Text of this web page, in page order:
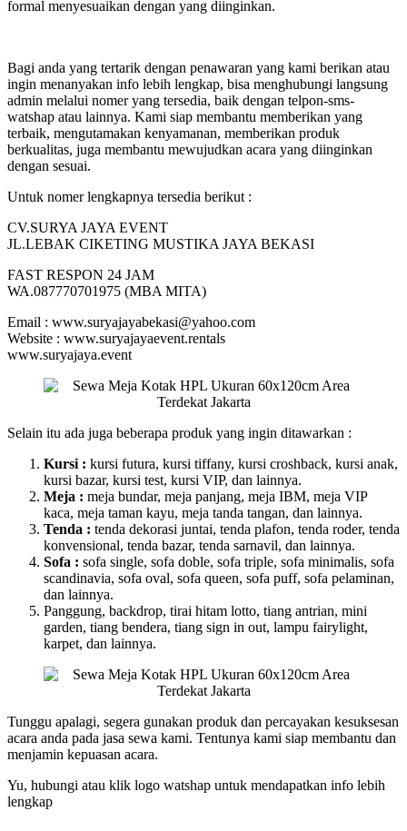
formal menyesuaikan dengan yang diinginkan.
Bagi anda yang tertarik dengan penawaran yang kami berikan atau
ingin menanyakan info lebih lengkap, bisa menghubungi langsung
admin melalui nomer yang tersedia, baik dengan telpon-sms-
watshap atau lainnya. Kami siap membantu memberikan yang
terbaik, mengutamakan kenyamanan, memberikan produk
berkualitas, juga membantu mewujudkan acara yang diinginkan
dengan sesuai.
Untuk nomer lengkapnya tersedia berikut :
CV.SURYA JAYA EVENT
JL.LEBAK CIKETING MUSTIKA JAYA BEKASI
FAST RESPON 24 JAM
WA.087770701975 (MBA MITA)
Email : www.suryajayabekasi@yahoo.com
Website : www.suryajayaevent.rentals
www.suryajaya.event
Selain itu ada juga beberapa produk yang ingin ditawarkan :
Kursi : kursi futura, kursi tiffany, kursi croshback, kursi anak,
kursi bazar, kursi test, kursi VIP, dan lainnya.
Meja : meja bundar, meja panjang, meja IBM, meja VIP
kaca, meja taman kayu, meja tanda tangan, dan lainnya.
Tenda : tenda dekorasi juntai, tenda plafon, tenda roder, tenda
konvensional, tenda bazar, tenda sarnavil, dan lainnya.
Sofa : sofa single, sofa doble, sofa triple, sofa minimalis, sofa
scandinavia, sofa oval, sofa queen, sofa puff, sofa pelaminan,
dan lainnya.
Panggung, backdrop, tirai hitam lotto, tiang antrian, mini
garden, tiang bendera, tiang sign in out, lampu fairylight,
karpet, dan lainnya.
Tunggu apalagi, segera gunakan produk dan percayakan kesuksesan
acara anda pada jasa sewa kami. Tentunya kami siap membantu dan
menjamin kepuasan acara.
Yu, hubungi atau klik logo watshap untuk mendapatkan info lebih
lengkap